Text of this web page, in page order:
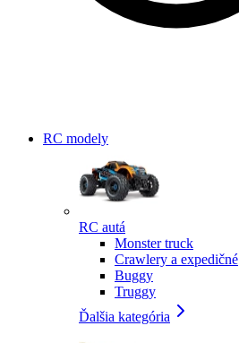
RC modely
RC autá
Monster truck
Crawlery a expedičné
Buggy
Truggy
Ďalšia kategória